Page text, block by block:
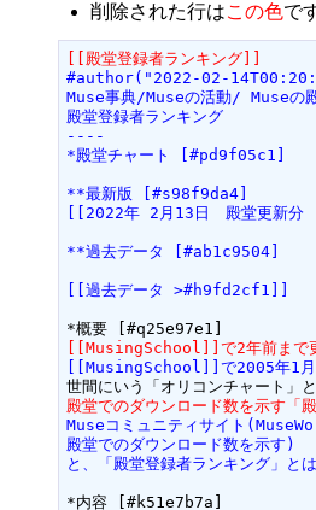
削除された行はこの色で
[[殿堂登録者ランキング]]
#author("2022-02-
Muse事典/Museの活動/ Museの
殿堂登録者ランキング
----
*殿堂チャート [#pd9f05c1]
**最新版 [#s98f9da4]
[[2022年 2月13日　殿堂更
**過去データ [#ab1c9504]
[[過去データ >#h9fd2cf1]]
[[MusingSchool]]で2年前まで更
[[MusingSchool]]で2005年1月ま
殿堂でのダウンロード数を示す「
Museコミュニティサイト
殿堂でのダウンロード数を示す)
と、「殿堂登録者ランキング」と